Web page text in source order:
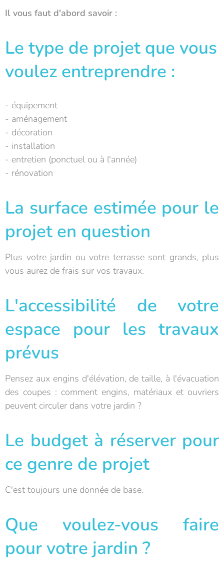
Il vous faut d'abord savoir :
Le type de projet que vous
voulez entreprendre :
- équipement
- aménagement
- décoration
- installation
- entretien (ponctuel ou à l'année)
- rénovation
La surface estimée pour le
projet en question
Plus votre jardin ou votre terrasse sont grands, plus
vous aurez de frais sur vos travaux.
L'accessibilité de votre
espace pour les travaux
prévus
Pensez aux engins d'élévation, de taille, à l'évacuation
des coupes : comment engins, matériaux et ouvriers
peuvent circuler dans votre jardin ?
Le budget à réserver pour
ce genre de projet
C'est toujours une donnée de base.
Que voulez-vous faire
pour votre jardin ?